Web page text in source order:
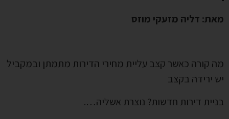
מאת: דליה מזעקי מוזס
מה קורה כאשר קצב עליית מחירי הדירות מתמתן ובמקביל
יש ירידה בקצב
בניית דירות חדשות? נוצרת אשליה….